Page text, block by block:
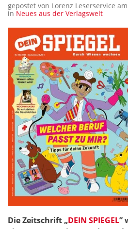
gepostet von Lorenz Leserservice
in Neues aus der Verlagswelt
Die Zeitschrift „DEIN SPIEGEL”